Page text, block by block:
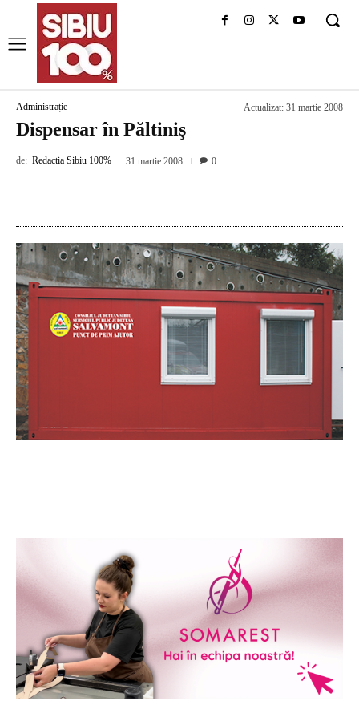
Administrație Actualizat: 31 martie 2008
Dispensar în Păltiniş
de: Redactia Sibiu 100% 31 martie 2008 0